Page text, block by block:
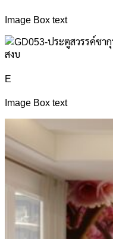
Image Box text
E
Image Box text